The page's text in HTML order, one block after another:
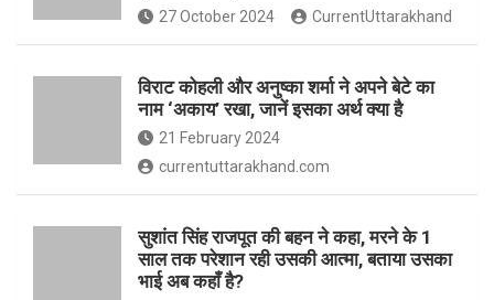
27 October 2024 CurrentUttarakhand
विराट कोहली और अनुष्का शर्मा ने अपने बेटे का
नाम ‘अकाय’ रखा, जानें इसका अर्थ क्‍या है
21 February 2024
currentuttarakhand.com
सुशांत सिंह राजपूत की बहन ने कहा, मरने के 1
साल तक परेशान रही उसकी आत्मा, बताया उसका
भाई अब कहाँ है?